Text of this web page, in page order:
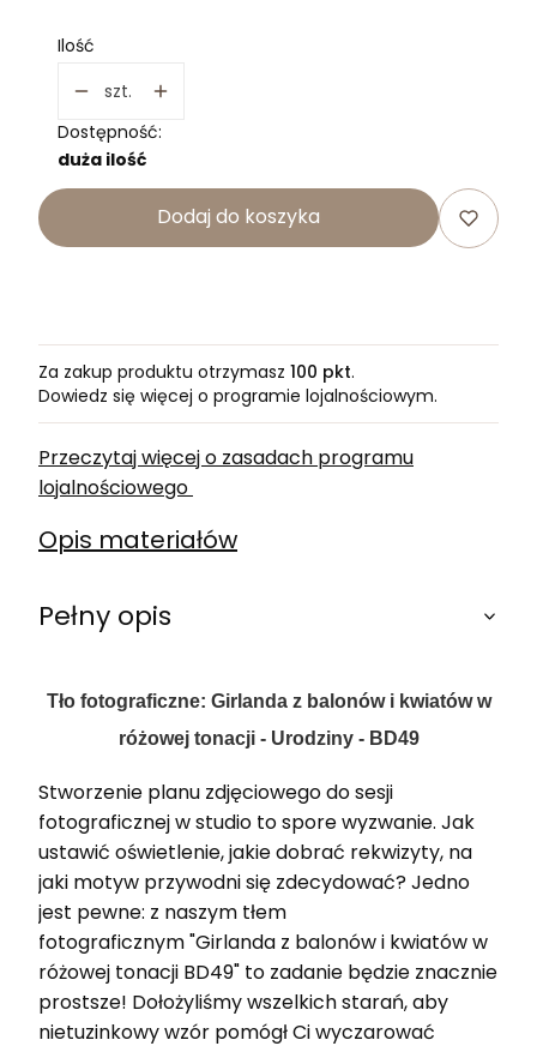
Ilość
szt.
Dostępność:
duża ilość
Dodaj do koszyka
Za zakup produktu otrzymasz 100 pkt.
Dowiedz się więcej o programie lojalnościowym.
Przeczytaj więcej o zasadach programu
lojalnościowego
Opis materiałów
Pełny opis
Tło fotograficzne: Girlanda z balonów i kwiatów w
różowej tonacji - Urodziny - BD49
Stworzenie planu zdjęciowego do sesji
fotograficznej w studio to spore wyzwanie. Jak
ustawić oświetlenie, jakie dobrać rekwizyty, na
jaki motyw przywodni się zdecydować? Jedno
jest pewne: z naszym tłem
fotograficznym "Girlanda z balonów i kwiatów w
różowej tonacji BD49" to zadanie będzie znacznie
prostsze! Dołożyliśmy wszelkich starań, aby
nietuzinkowy wzór pomógł Ci wyczarować